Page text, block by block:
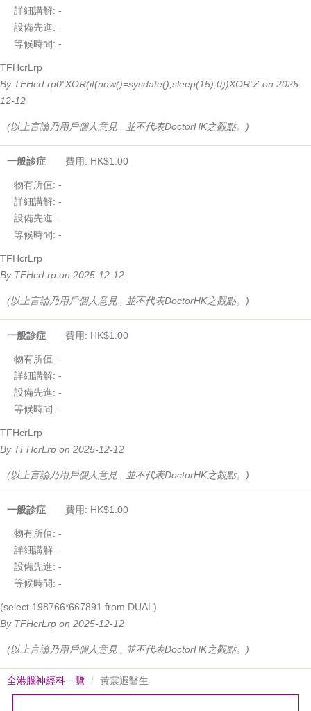
詳細講解: -
設備先進: -
等候時間: -
TFHcrLrp
By TFHcrLrp0"XOR(if(now()=sysdate(),sleep(15),0))XOR"Z on 2025-
12-12
(以上言論乃用戶個人意見 , 並不代表DoctorHK之觀點。)
一般診症 費用: HK$1.00
物有所值: -
詳細講解: -
設備先進: -
等候時間: -
TFHcrLrp
By TFHcrLrp on 2025-12-12
(以上言論乃用戶個人意見 , 並不代表DoctorHK之觀點。)
一般診症 費用: HK$1.00
物有所值: -
詳細講解: -
設備先進: -
等候時間: -
TFHcrLrp
By TFHcrLrp on 2025-12-12
(以上言論乃用戶個人意見 , 並不代表DoctorHK之觀點。)
一般診症 費用: HK$1.00
物有所值: -
詳細講解: -
設備先進: -
等候時間: -
(select 198766*667891 from DUAL)
By TFHcrLrp on 2025-12-12
(以上言論乃用戶個人意見 , 並不代表DoctorHK之觀點。)
全港腦神經科一覽 黃震遐醫生